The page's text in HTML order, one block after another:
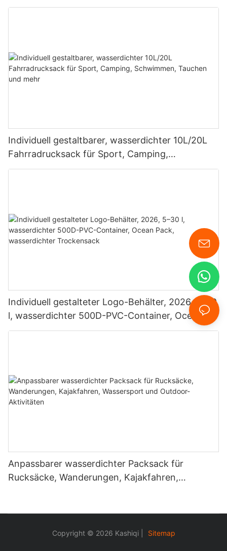
Rafting, Höhlenforschung, Alltagsreisen und
Individuell gestaltbarer, wasserdichter 10L/20L
Fahrradrucksack für Sport, Camping,
Schwimmen, Tauchen und mehr
Individuell gestalteter Logo-Behälter, 2026, 5–30
l, wasserdichter 500D-PVC-Container, Ocean
Pack, wasserdichter Trockensack
Anpassbarer wasserdichter Packsack für
Rucksäcke, Wanderungen, Kajakfahren,
Copyright © 2026 Kashiqi | Sitemap